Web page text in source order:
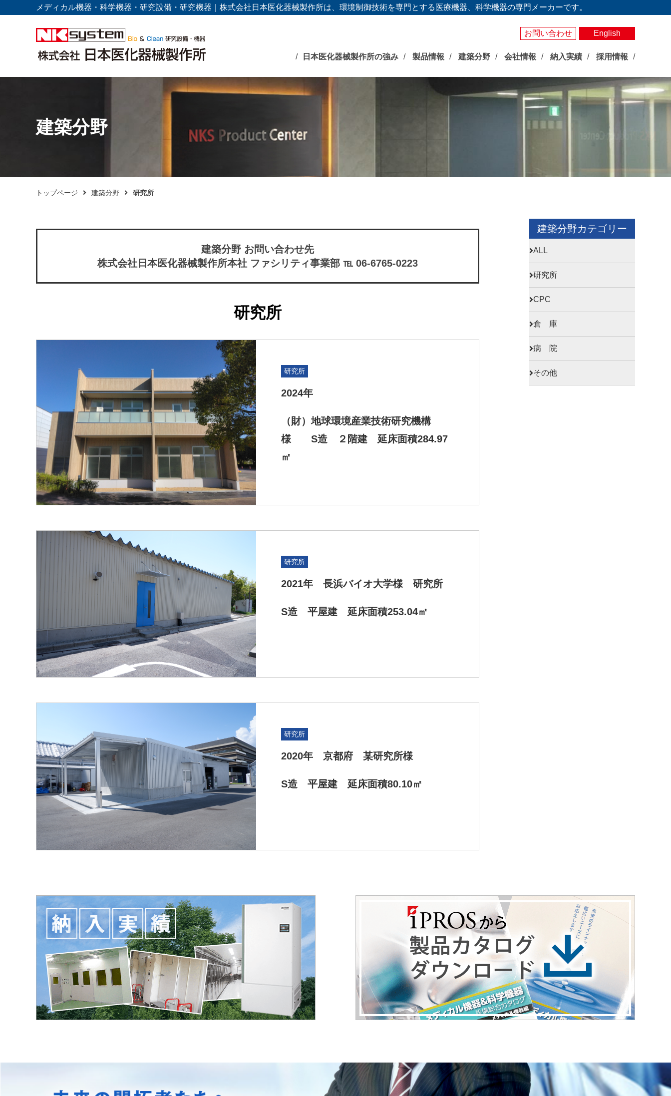
メディカル機器・科学機器・研究設備・研究機器｜株式会社日本医化器械製作所は、環境制御技術を専門とする医療機器、科学機器の専門メーカーです。
お問い合わせ English
日本医化器械製作所の強み 製品情報 建築分野 会社情報 納入実績 採用情報
建築分野
トップページ 建築分野 研究所
建築分野 お問い合わせ先
株式会社日本医化器械製作所本社 ファシリティ事業部 ℡ 06-6765-0223
研究所
研究所
2024年
（財）地球環境産業技術研究機構
様 S造 ２階建 延床面積284.97
㎡
研究所
2021年 長浜バイオ大学様 研究所
S造 平屋建 延床面積253.04㎡
研究所
2020年 京都府 某研究所様
S造 平屋建 延床面積80.10㎡
建築分野カテゴリー
ALL
研究所
CPC
倉 庫
病 院
その他